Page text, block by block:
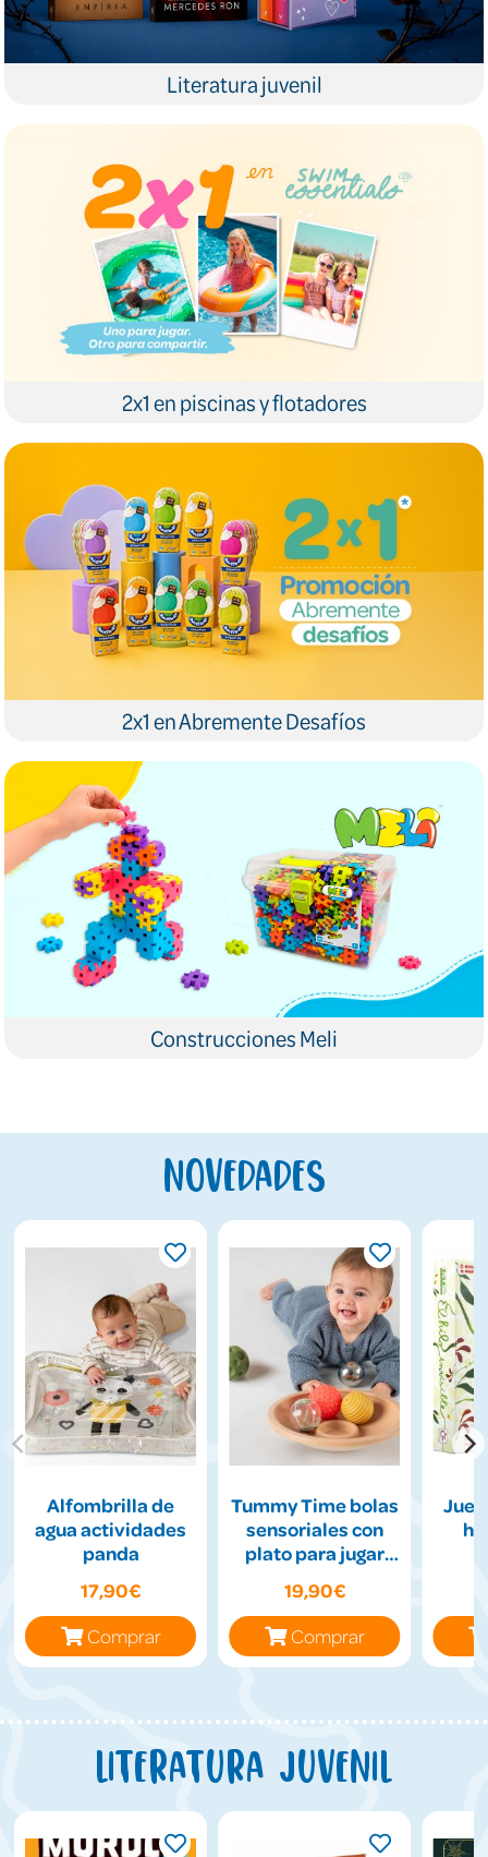
Literatura juvenil
2x1 en piscinas y flotadores
2x1 en Abremente Desafíos
Construcciones Meli
Novedades
Alfombrilla de
agua actividades
panda
17,90€
Comprar
Tummy Time bolas
sensoriales con
plato para jugar
19,90€
Comprar
Literatura juvenil